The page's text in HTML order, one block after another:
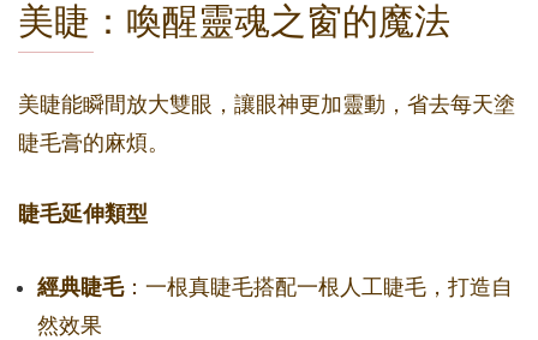
美睫：喚醒靈魂之窗的魔法
美睫能瞬間放大雙眼，讓眼神更加靈動，省去每天塗
睫毛膏的麻煩。
睫毛延伸類型
經典睫毛：一根真睫毛搭配一根人工睫毛，打造自
然效果